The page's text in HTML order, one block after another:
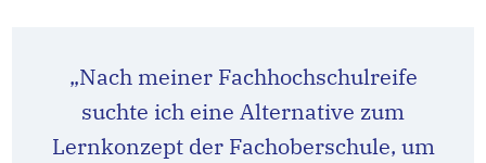
„Nach meiner Fachhochschulreife
suchte ich eine Alternative zum
Lernkonzept der Fachoberschule, um